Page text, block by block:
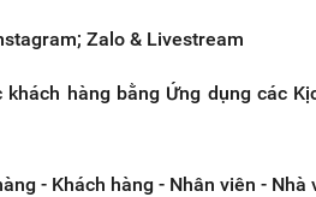
Zalo & Livestream
hàng bằng Ứng dụng các
- Khách hàng - Nhân viên - Nhà